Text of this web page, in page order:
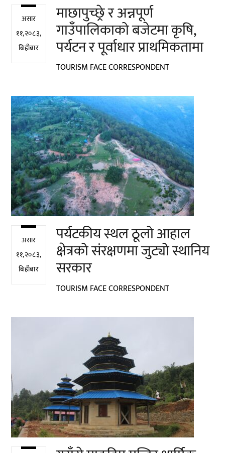
असार
११,२०८३,
बिहीबार
माछापुच्छ्रे र अन्नपूर्ण
गाउँपालिकाको बजेटमा कृषि,
पर्यटन र पूर्वाधार प्राथमिकतामा
TOURISM FACE CORRESPONDENT
असार
११,२०८३,
बिहीबार
पर्यटकीय स्थल ठूलो आहाल
क्षेत्रको संरक्षणमा जुट्यो स्थानिय
सरकार
TOURISM FACE CORRESPONDENT